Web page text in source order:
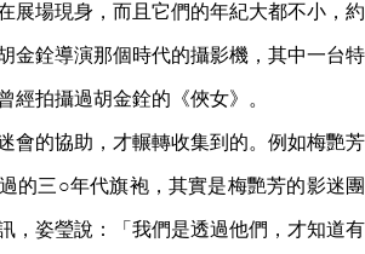
展場現身，而且它們的年紀大都不小，約
金銓導演那個時代的攝影機，其中一台特
經拍攝過胡金銓的《俠女》。
會的協助，才輾轉收集到的。例如梅艷芳
的三○年代旗袍，其實是梅艷芳的影迷團
，姿瑩說：「我們是透過他們，才知道有